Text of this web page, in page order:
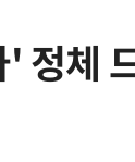
' 정체